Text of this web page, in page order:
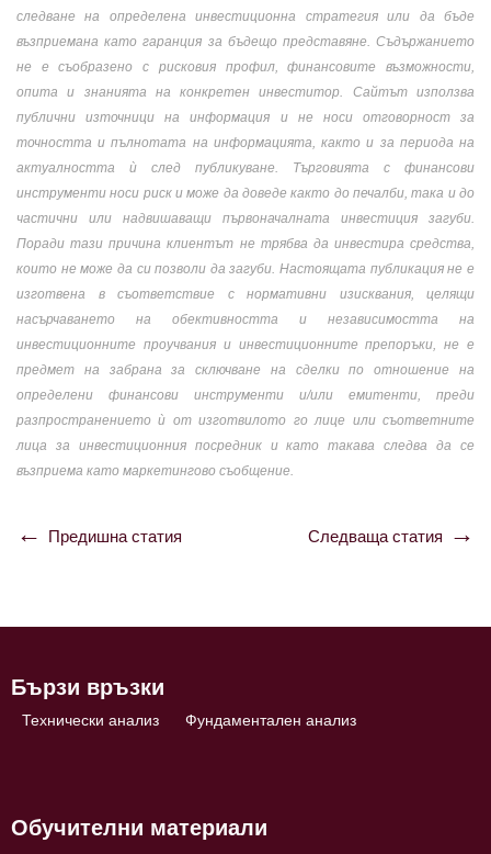
следване на определена инвестиционна стратегия или да бъде
възприемана като гаранция за бъдещо представяне. Съдържанието
не е съобразено с рисковия профил, финансовите възможности,
опита и знанията на конкретен инвеститор. Сайтът използва
публични източници на информация и не носи отговорност за
точността и пълнотата на информацията, както и за периода на
актуалността ѝ след публикуване. Търговията с финансови
инструменти носи риск и може да доведе както до печалби, така и до
частични или надвишаващи първоначалната инвестиция загуби.
Поради тази причина клиентът не трябва да инвестира средства,
които не може да си позволи да загуби. Настоящата публикация не е
изготвена в съответствие с нормативни изисквания, целящи
насърчаването на обективността и независимостта на
инвестиционните проучвания и инвестиционните препоръки, не е
предмет на забрана за сключване на сделки по отношение на
определени финансови инструменти и/или емитенти, преди
разпространението ѝ от изготвилото го лице или съответните
лица за инвестиционния посредник и като такава следва да се
възприема като маркетингово съобщение.
Навигация
Предишна статия Следваща статия
Бързи връзки
Технически анализ Фундаментален анализ
Обучителни материали